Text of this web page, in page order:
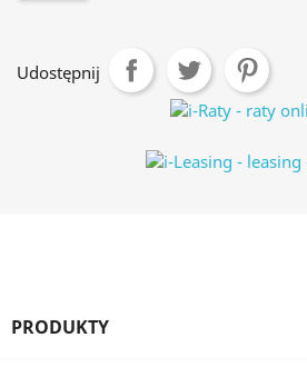
Udostępnij
PRODUKTY